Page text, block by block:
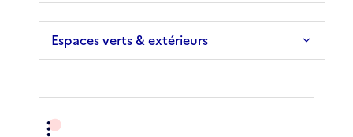
Espaces verts & extérieurs